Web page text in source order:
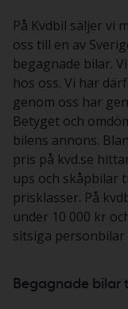
På Kvdbil säljer vi
oss till en av
begagnade bilar.
hos oss. Vi har
genom oss har
Betyget och
bilens annons.
pris på kvd.se
ups och skåpbilar
prisklasser. På
under 10 000 kr
sitsiga personbilar
Begagnade bilar